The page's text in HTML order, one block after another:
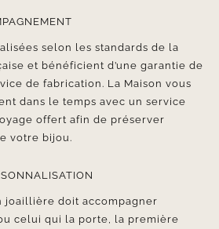
selon les standards de la
et bénéficient d’une garantie de
de fabrication. La Maison vous
dans le temps avec un service
offert afin de préserver
votre bijou.
joaillière doit accompagner
celui qui la porte, la première